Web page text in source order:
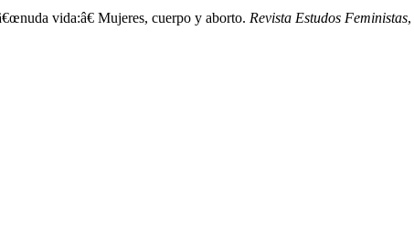
vida:â€ Mujeres, cuerpo y aborto. Revista Estudos Feministas,